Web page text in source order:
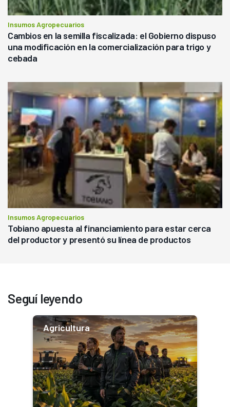
Insumos Agropecuarios
Cambios en la semilla fiscalizada: el Gobierno dispuso
una modificación en la comercialización para trigo y
cebada
Insumos Agropecuarios
Tobiano apuesta al financiamiento para estar cerca
del productor y presentó su línea de productos
Seguí leyendo
Agricultura